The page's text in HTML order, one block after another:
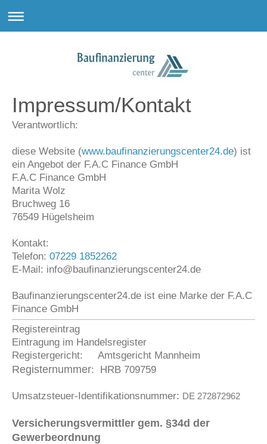
Impressum/Kontakt
Verantwortlich:
diese Website (www.baufinanzierungscenter24.de) ist
ein Angebot der F.A.C Finance GmbH
F.A.C Finance GmbH
Marita Wolz
Bruchweg 16
76549 Hügelsheim
Kontakt:
Telefon: 07229 1852262
E-Mail: info@baufinanzierungscenter24.de
Baufinanzierungscenter24.de ist eine Marke der F.A.C
Finance GmbH
Registereintrag
Eintragung im Handelsregister
Registergericht: Amtsgericht Mannheim
Registernummer: HRB 709759
Umsatzsteuer-Identifikationsnummer: DE 272872962
Versicherungsvermittler gem. §34d der
Gewerbeordnung